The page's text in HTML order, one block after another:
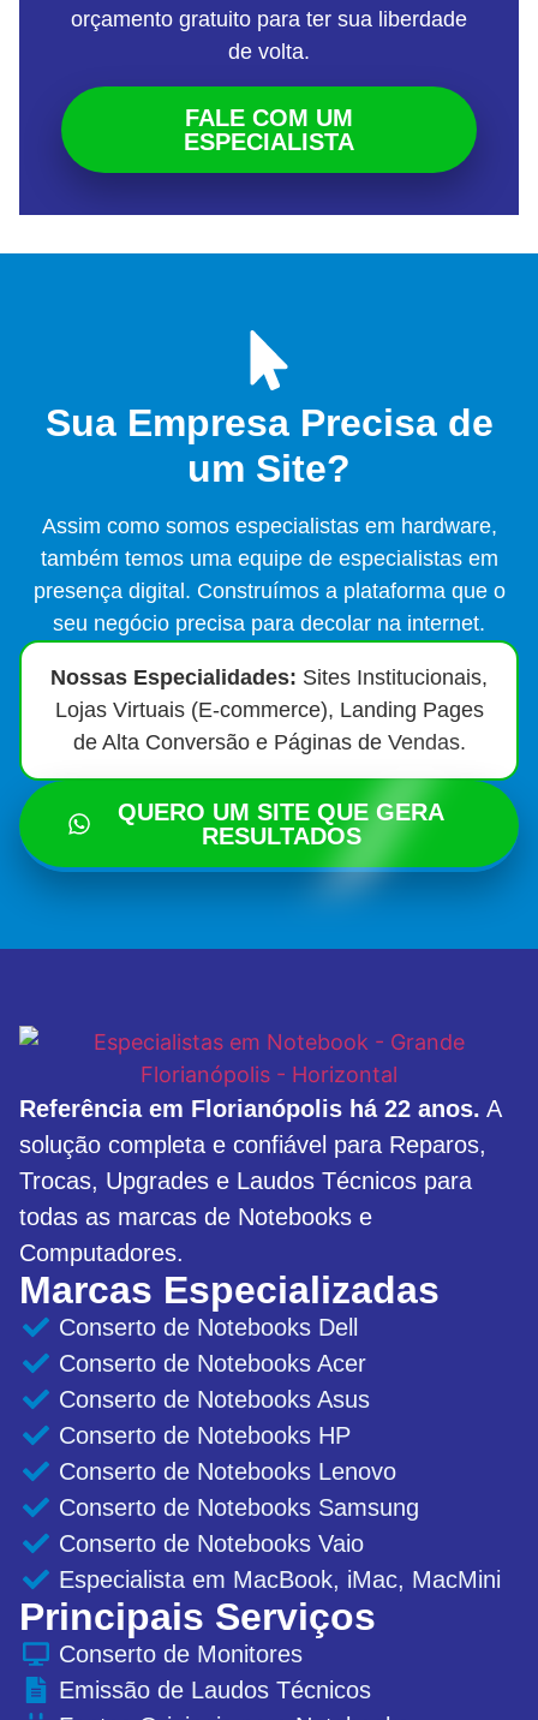
orçamento gratuito para ter sua liberdade
de volta.
FALE COM UM
ESPECIALISTA
Sua Empresa Precisa de
um Site?
Assim como somos especialistas em hardware,
também temos uma equipe de especialistas em
presença digital. Construímos a plataforma que o
seu negócio precisa para decolar na internet.
Nossas Especialidades: Sites Institucionais,
Lojas Virtuais (E-commerce), Landing Pages
de Alta Conversão e Páginas de Vendas.
QUERO UM SITE QUE GERA
RESULTADOS
Referência em Florianópolis há 22 anos. A
solução completa e confiável para Reparos,
Trocas, Upgrades e Laudos Técnicos para
todas as marcas de Notebooks e
Computadores.
Marcas Especializadas
Conserto de Notebooks Dell
Conserto de Notebooks Acer
Conserto de Notebooks Asus
Conserto de Notebooks HP
Conserto de Notebooks Lenovo
Conserto de Notebooks Samsung
Conserto de Notebooks Vaio
Especialista em MacBook, iMac, MacMini
Principais Serviços
Conserto de Monitores
Emissão de Laudos Técnicos